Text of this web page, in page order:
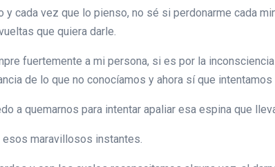
cada vez que lo pienso, no sé si perdonarme cada
que quiera darle.
fuertemente a mi persona, si es por la
de lo que no conocíamos y ahora sí que intentamos
a quemarnos para intentar apaliar esa espina que
maravillosos instantes.